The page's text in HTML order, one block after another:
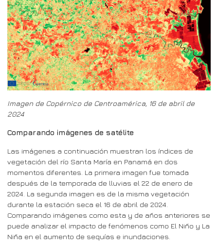
Imagen de Copérnico de Centroamérica, 16 de abril de
2024
Comparando imágenes de satélite
Las imágenes a continuación muestran los índices de
vegetación del río Santa María en Panamá en dos
momentos diferentes. La primera imagen fue tomada
después de la temporada de lluvias el 22 de enero de
2024. La segunda imagen es de la misma vegetación
durante la estación seca el 16 de abril de 2024.
Comparando imágenes como esta y de años anteriores se
puede analizar el impacto de fenómenos como El Niño y La
Niña en el aumento de sequías e inundaciones.